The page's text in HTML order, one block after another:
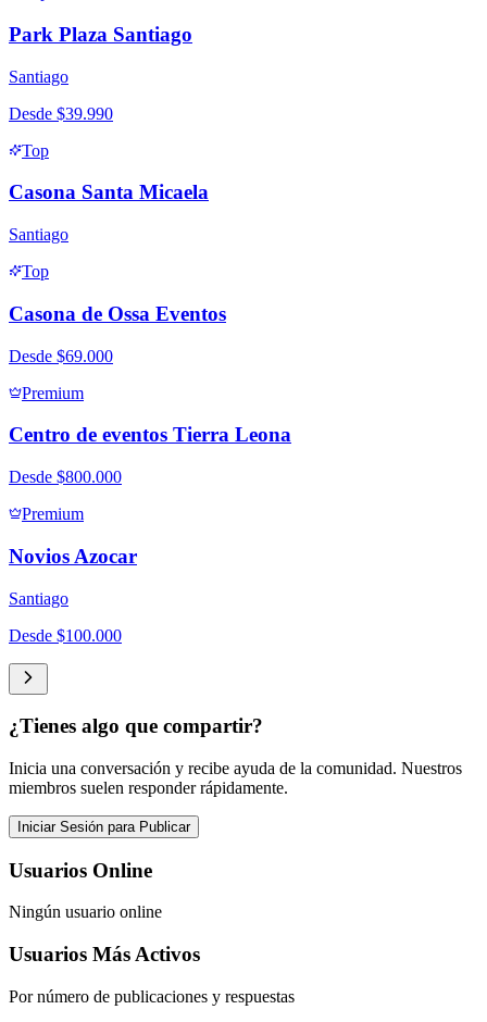
Park Plaza Santiago
Santiago
Desde $39.990
Top
Casona Santa Micaela
Santiago
Top
Casona de Ossa Eventos
Desde $69.000
Premium
Centro de eventos Tierra Leona
Desde $800.000
Premium
Novios Azocar
Santiago
Desde $100.000
¿Tienes algo que compartir?
Inicia una conversación y recibe ayuda de la comunidad. Nuestros
miembros suelen responder rápidamente.
Iniciar Sesión para Publicar
Usuarios Online
Ningún usuario online
Usuarios Más Activos
Por número de publicaciones y respuestas